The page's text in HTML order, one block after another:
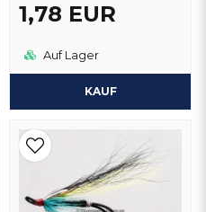
1,78 EUR
Auf Lager
KAUF